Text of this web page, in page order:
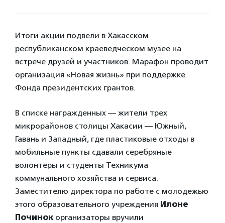
Итоги акции подвели в Хакасском
республиканском краеведческом музее на
встрече друзей и участников. Марафон проводит
организация «Новая жизнь» при поддержке
Фонда президентских грантов.
В списке награжденных — жители трех
микрорайонов столицы Хакасии — Южный,
Гавань и Западный, где пластиковые отходы в
мобильные пункты сдавали серебряные
волонтеры и студенты Техникума
коммунального хозяйства и сервиса.
Заместителю директора по работе с молодежью
этого образовательного учреждения Илоне
Починок организаторы вручили